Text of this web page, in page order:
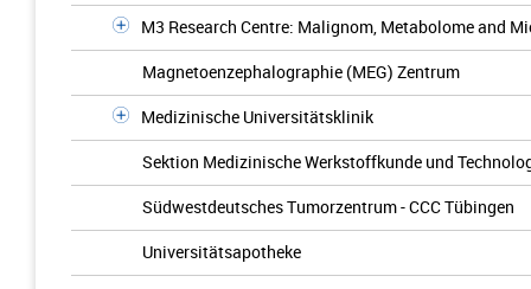
M3 Research Centre: Malignom, Metabolome and
Magnetoenzephalographie (MEG) Zentrum
Medizinische Universitätsklinik
Sektion Medizinische Werkstoffkunde und
Südwestdeutsches Tumorzentrum - CCC Tübingen
Universitätsapotheke